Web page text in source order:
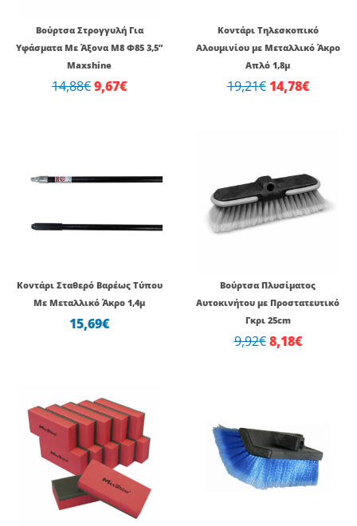
Βούρτσα Στρογγυλή Για
Υφάσματα Με Άξονα Μ8 Φ85 3,5”
Maxshine
14,88€9,67€
Kοντάρι Τηλεσκοπικό
Αλουμινίου με Μεταλλικό Άκρο
Απλό 1,8μ
19,21€ 14,78€
Κοντάρι Σταθερό Βαρέως Τύπου
Με Μεταλλικό Άκρο 1,4μ
15,69€
Βούρτσα Πλυσίματος
Αυτοκινήτου με Προστατευτικό
Γκρι 25cm
9,92€
was:
9,92€.
8,18€
τιμή
είναι:
was:
17,98€.
τιμή
είναι:
13,83€.